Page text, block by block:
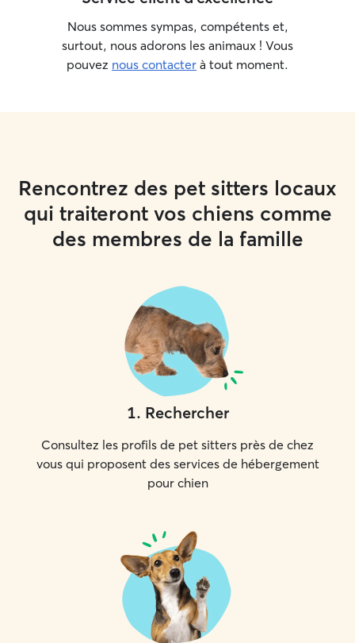
Nous sommes sympas, compétents et,
surtout, nous adorons les animaux ! Vous
pouvez nous contacter à tout moment.
Rencontrez des pet sitters locaux
qui traiteront vos chiens comme
des membres de la famille
1. Rechercher
Consultez les profils de pet sitters près de chez
vous qui proposent des services de hébergement
pour chien